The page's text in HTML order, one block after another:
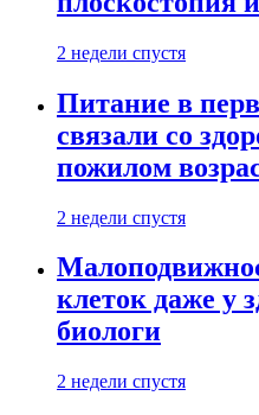
2 недели спустя
Питание в
связали со
пожилом
2 недели спустя
клеток даже у
биологи
2 недели спустя